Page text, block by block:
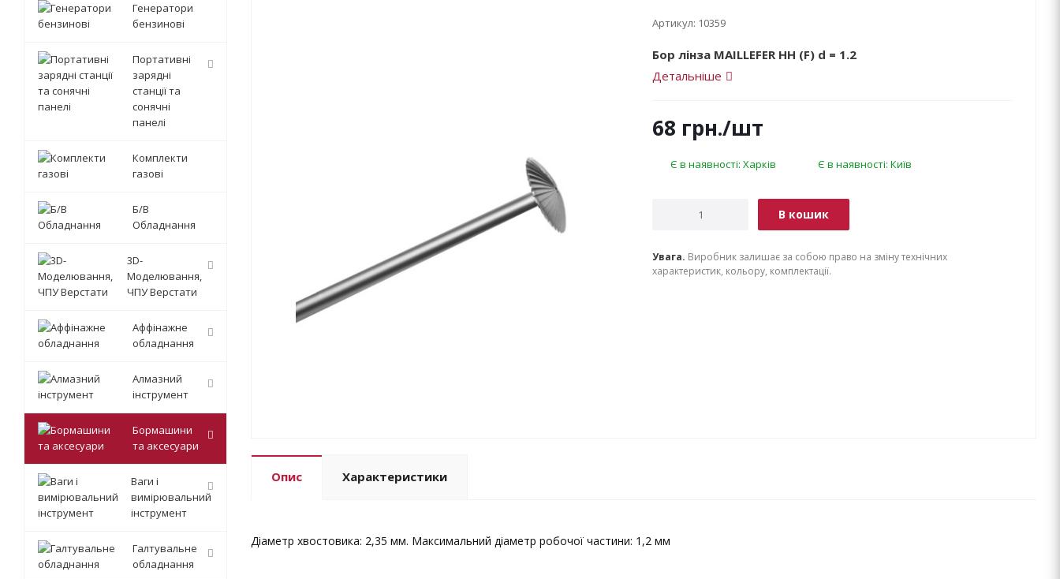
Артикул: 10359
Бор лінза MAILLEFER НН (F) d = 1.2
Детальніше
68 грн./шт
Є в наявності: Харків Є в наявності: Київ
В кошик
Увага. Виробник залишає за собою право на зміну технічних
характеристик, кольору, комплектації.
Опис Характеристики
Діаметр хвостовика: 2,35 мм. Максимальний діаметр робочої частини: 1,2 мм
Генератори
бензинові
Портативні
зарядні
станції та
сонячні
панелі
Комплекти
газові
Б/В
Обладнання
3D-
Моделювання,
ЧПУ Верстати
Аффінажне
обладнання
Алмазний
інструмент
Бормашини
та аксесуари
Ваги і
вимірювальний
інструмент
Галтувальне
обладнання